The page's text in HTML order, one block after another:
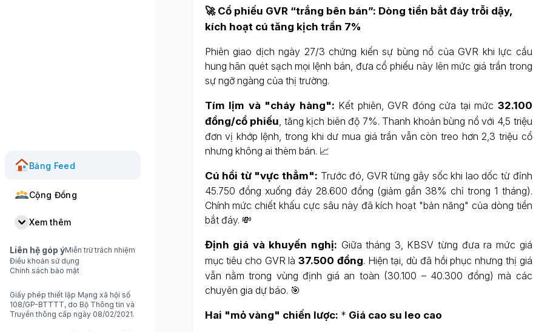
Bảng Feed
Cộng Đồng
Xem thêm
Liên hệ góp ýMiễn trừ trách nhiệm
Điều khoản sử dụng
Chính sách bảo mật
Giấy phép thiết lập Mạng xã hội số
108/GP-BTTTT, do Bộ Thông tin và
Truyền thông cấp ngày 08/02/2021.
🚀 Cổ phiếu GVR “trắng bên bán”: Dòng tiền bắt đáy trỗi dậy,
kích hoạt cú tăng kịch trần 7%
Phiên giao dịch ngày 27/3 chứng kiến sự bùng nổ của GVR khi lực cầu
hung hãn quét sạch mọi lệnh bán, đưa cổ phiếu này lên mức giá trần trong
sự ngỡ ngàng của thị trường.
Tím lịm và "cháy hàng": Kết phiên, GVR đóng cửa tại mức 32.100
đồng/cổ phiếu, tăng kịch biên độ 7%. Thanh khoản bùng nổ với 4,5 triệu
đơn vị khớp lệnh, trong khi dư mua giá trần vẫn còn treo hơn 2,3 triệu cổ
nhưng không ai thèm bán. 📈
Cú hồi từ "vực thẳm": Trước đó, GVR từng gây sốc khi lao dốc từ đỉnh
45.750 đồng xuống đáy 28.600 đồng (giảm gần 38% chỉ trong 1 tháng).
Chính mức chiết khấu cực sâu này đã kích hoạt "bản năng" của dòng tiền
bắt đáy. 💸
Định giá và khuyến nghị: Giữa tháng 3, KBSV từng đưa ra mức giá
mục tiêu cho GVR là37.500 đồng. Hiện tại, dù đã hồi phục nhưng thị giá
vẫn nằm trong vùng định giá an toàn (30.100 – 40.300 đồng) mà các
chuyên gia dự báo. 🎯
Hai "mỏ vàng" chiến lược: * Giá cao su leo cao